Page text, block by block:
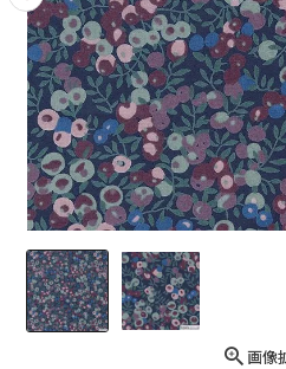
画像